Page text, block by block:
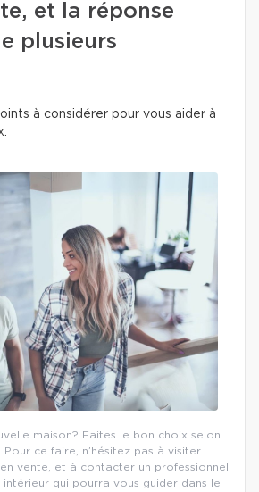
et la réponse
plusieurs
à considérer pour vous aider à
maison? Faites le bon choix selon
ce faire, n’hésitez pas à visiter
vente, et à contacter un professionnel
intérieur qui pourra vous guider dans le